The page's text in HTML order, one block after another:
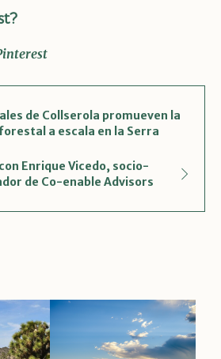
de Collserola promueven la
a escala en la Serra
Enrique Vicedo, socio-
de Co-enable Advisors